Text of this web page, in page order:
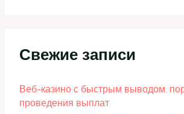
Свежие записи
Веб-казино с быстрым выводом:
проведения выплат